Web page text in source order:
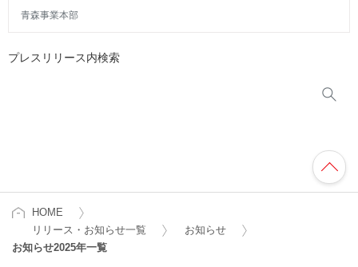
青森事業本部
プレスリリース内検索
HOME
リリース・お知らせ一覧
お知らせ
お知らせ2025年一覧